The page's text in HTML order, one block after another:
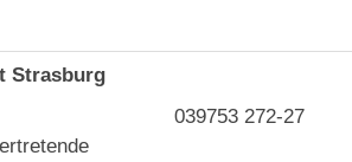
Strasburg
039753 272-27